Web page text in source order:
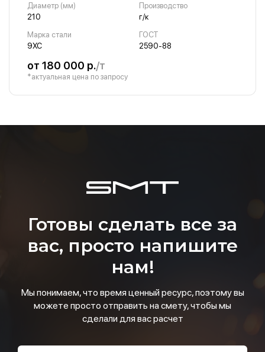
Диаметр (мм)
210
Производство
г/к
Марка стали
9ХС
ГОСТ
2590-88
от 180 000 р./т
*актуальная цена по запросу
Готовы сделать все за
вас, просто напишите
нам!
Мы понимаем, что время ценный ресурс, поэтому вы
можете просто отправить на смету, чтобы мы
сделали для вас расчет